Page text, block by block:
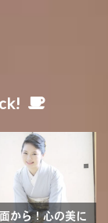
から！心の美に